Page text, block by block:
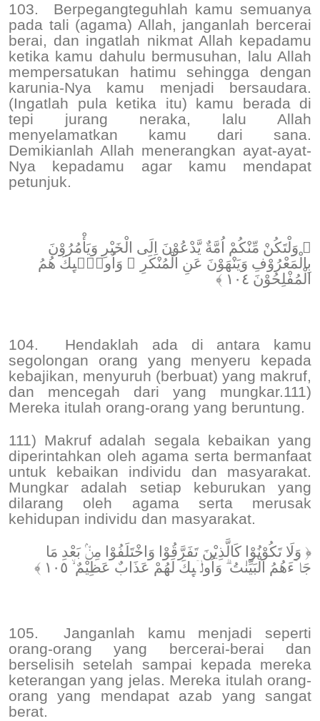
103.
Berpegangteguhlah kamu semuanya
pada tali (agama) Allah, janganlah bercerai
berai, dan ingatlah nikmat Allah kepadamu
ketika kamu dahulu bermusuhan, lalu Allah
mempersatukan hatimu sehingga dengan
karunia-Nya kamu menjadi bersaudara.
(Ingatlah pula ketika itu) kamu berada di
tepi jurang neraka, lalu Allah
menyelamatkan kamu dari sana.
Demikianlah Allah menerangkan ayat-ayat-
Nya kepadamu agar kamu mendapat
petunjuk.
﴿ وَلْتَكُنْ مِّنْكُمْ اُمَّةٌ يَّدْعُوْنَ اِلَى الْخَيْرِ وَيَأْمُرُوْنَ
بِالْمَعْرُوْفِ وَيَنْهَوْنَ عَنِ الْمُنْكَرِ ۗ وَاُولٰۤىِٕكَ هُمُ
الْمُفْلِحُوْنَ ١٠٤ ﴾
104.
Hendaklah ada di antara kamu
segolongan orang yang menyeru kepada
kebajikan, menyuruh (berbuat) yang makruf,
dan mencegah dari yang mungkar.111)
Mereka itulah orang-orang yang beruntung.
111) Makruf adalah segala kebaikan yang
diperintahkan oleh agama serta bermanfaat
untuk kebaikan individu dan masyarakat.
Mungkar adalah setiap keburukan yang
dilarang oleh agama serta merusak
kehidupan individu dan masyarakat.
﴿ وَلَا تَكُوْنُوْا كَالَّذِيْنَ تَفَرَّقُوْا وَاخْتَلَفُوْا مِنْۢ بَعْدِ مَا
جَاۤءَهُمُ الْبَيِّنٰتُ ۗ وَاُولٰۤىِٕكَ لَهُمْ عَذَابٌ عَظِيْمٌ ۙ ١٠٥ ﴾
105.
Janganlah kamu menjadi seperti
orang-orang yang bercerai-berai dan
berselisih setelah sampai kepada mereka
keterangan yang jelas. Mereka itulah orang-
orang yang mendapat azab yang sangat
berat.